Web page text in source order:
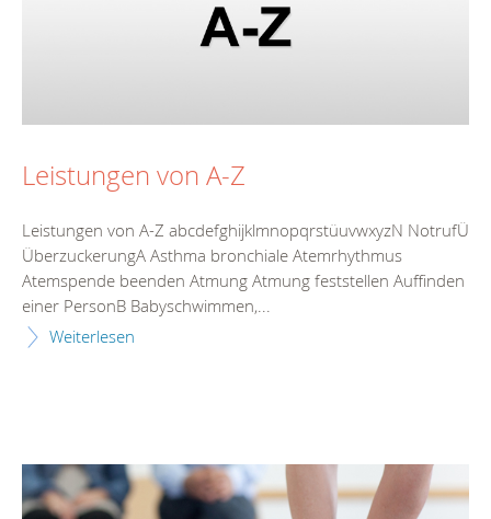
Leistungen von A-Z
Leistungen von A-Z abcdefghijklmnopqrstüuvwxyzN NotrufÜ
ÜberzuckerungA Asthma bronchiale Atemrhythmus
Atemspende beenden Atmung Atmung feststellen Auffinden
einer PersonB Babyschwimmen,...
Weiterlesen